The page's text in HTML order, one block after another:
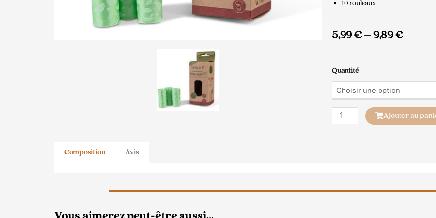
10 rouleaux
5,99€–9,89€
Quantité
quantité
de
Sachet
biodégradable
Ajouter au
Composition Avis